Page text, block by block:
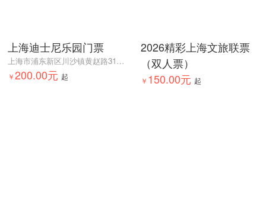
上海迪士尼乐园门票
上海市浦东新区川沙镇黄赵路310号
￥200.00元 起
2026精彩上海文旅联票
（双人票）
￥ 150.00元 起